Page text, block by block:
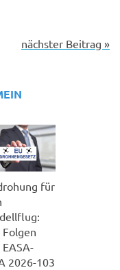
nächster Beitrag »
für
Folgen
2026-103